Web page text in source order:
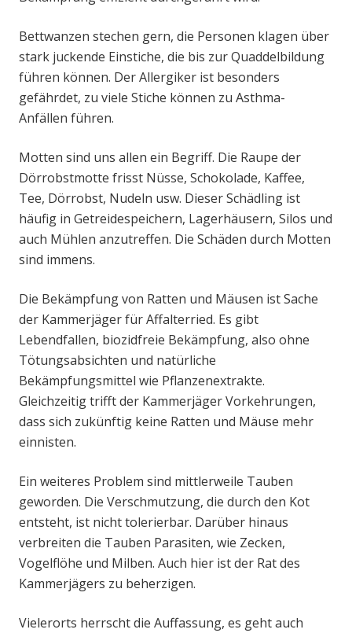
Bettwanzen stechen gern, die Personen klagen über
stark juckende Einstiche, die bis zur Quaddelbildung
führen können. Der Allergiker ist besonders
gefährdet, zu viele Stiche können zu Asthma-
Anfällen führen.
Motten sind uns allen ein Begriff. Die Raupe der
Dörrobstmotte frisst Nüsse, Schokolade, Kaffee,
Tee, Dörrobst, Nudeln usw. Dieser Schädling ist
häufig in Getreidespeichern, Lagerhäusern, Silos und
auch Mühlen anzutreffen. Die Schäden durch Motten
sind immens.
Die Bekämpfung von Ratten und Mäusen ist Sache
der Kammerjäger für Affalterried. Es gibt
Lebendfallen, biozidfreie Bekämpfung, also ohne
Tötungsabsichten und natürliche
Bekämpfungsmittel wie Pflanzenextrakte.
Gleichzeitig trifft der Kammerjäger Vorkehrungen,
dass sich zukünftig keine Ratten und Mäuse mehr
einnisten.
Ein weiteres Problem sind mittlerweile Tauben
geworden. Die Verschmutzung, die durch den Kot
entsteht, ist nicht tolerierbar. Darüber hinaus
verbreiten die Tauben Parasiten, wie Zecken,
Vogelflöhe und Milben. Auch hier ist der Rat des
Kammerjägers zu beherzigen.
Vielerorts herrscht die Auffassung, es geht auch